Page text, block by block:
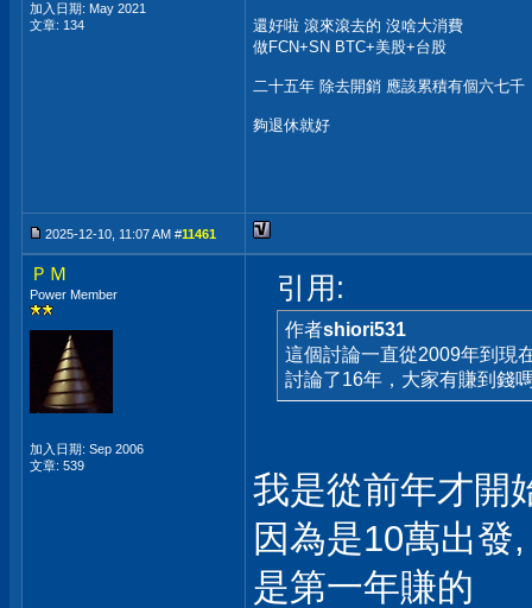
加入日期: May 2021
文章: 134
還好啦 滾來滾去的 沒啥大消費
做FCN+SN BTC+美股+台股
二十五年 除去開銷 應該累積有個六七千
夠退休就好
2025-12-10, 11:07 AM #11461
ＰＭ
Power Member
加入日期: Sep 2006
文章: 539
引用:
作者shiori531
這個討論一直從2009年到現
討論了16年，大家有賺到錢
我是從前年才開
因為是10萬出
是第一年賺的